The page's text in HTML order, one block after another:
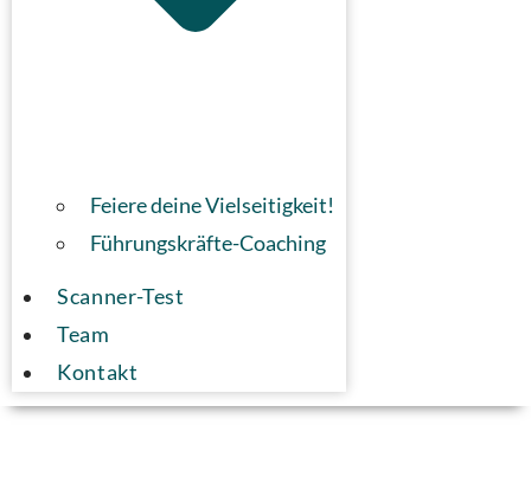
Feiere deine Vielseitigkeit!
Führungskräfte-Coaching
Scanner-Test
Team
Kontakt